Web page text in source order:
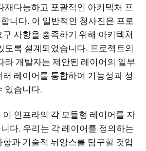
재다능하고 포괄적인 아키텍처 프
니다. 이 일반적인 청사진은 프로
사항을 충족하기 위해 아키텍처
도록 설계되었습니다. 프로젝트의
라 개발자는 제안된 레이어의 일부
레이어를 통합하여 기능성과 성
있습니다.
인프라의 각 모듈형 레이어를 자
다. 우리는 각 레이어를 정의하는
과 기술적 뉘앙스를 탐구할 것입